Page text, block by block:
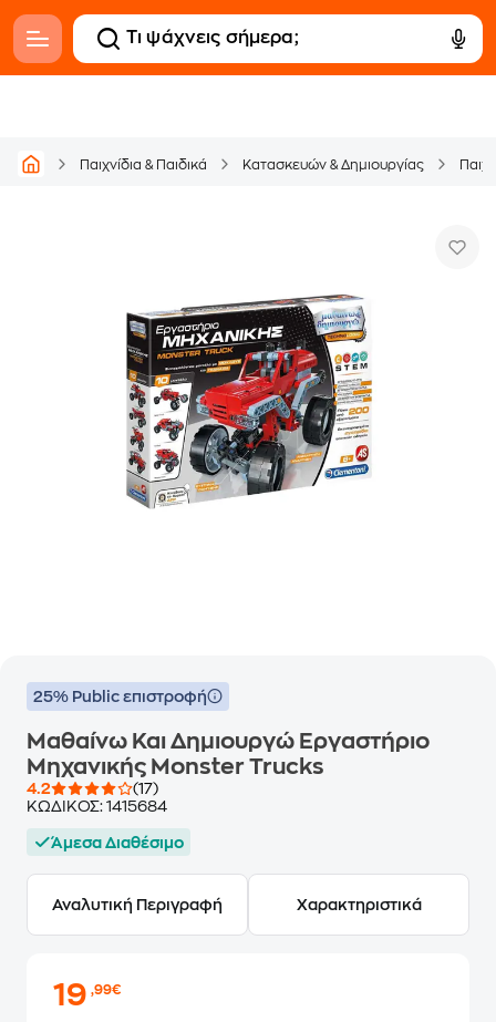
Παιχνίδια & Παιδικά Κατασκευών & Δημιουργίας
25% Public επιστροφή
Μαθαίνω Και Δημιουργώ Εργαστήριο
Μηχανικής Monster Trucks
4.2
(17)
ΚΩΔΙΚΟΣ: 1415684
Άμεσα Διαθέσιμο
Αναλυτική Περιγραφή Χαρακτηριστικά
19,99€